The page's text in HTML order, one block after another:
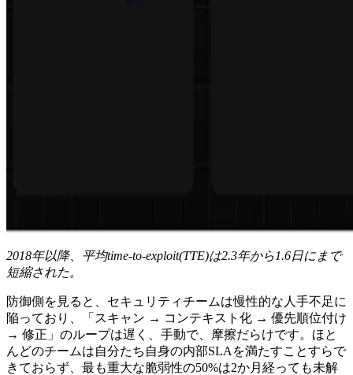
2018年以降、平均time-to-exploit(TTE)は2.3年から1.6日にまで
短縮された。
防御側を見ると、セキュリティチームは慢性的な人手不足に
陥っており、「スキャン → コンテキスト化 → 優先順位付け
→ 修正」のループは遅く、手動で、摩擦だらけです。ほと
んどのチームは自分たち自身の内部SLAを満たすことすらで
きておらず、最も重大な脆弱性の50%は2か月経っても未解